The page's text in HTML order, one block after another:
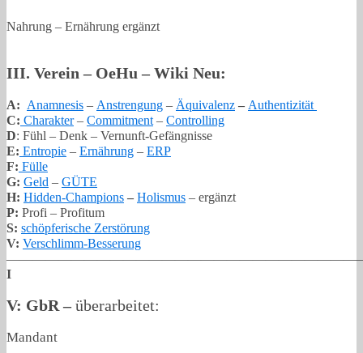
Nahrung – Ernährung ergänzt
III. Verein – OeHu – Wiki Neu:
A: Anamnesis – Anstrengung – Äquivalenz – Authentizität
C: Charakter– Commitment – Controlling
D: Fühl – Denk – Vernunft-Gefängnisse
E: Entropie – Ernährung – ERP
F: Fülle
G: Geld – GÜTE
H: Hidden-Champions – Holismus – ergänzt
P: Profi – Profitum
S: schöpferische Zerstörung
V: Verschlimm-Besserung
I
V: GbR –überarbeitet:
Mandant